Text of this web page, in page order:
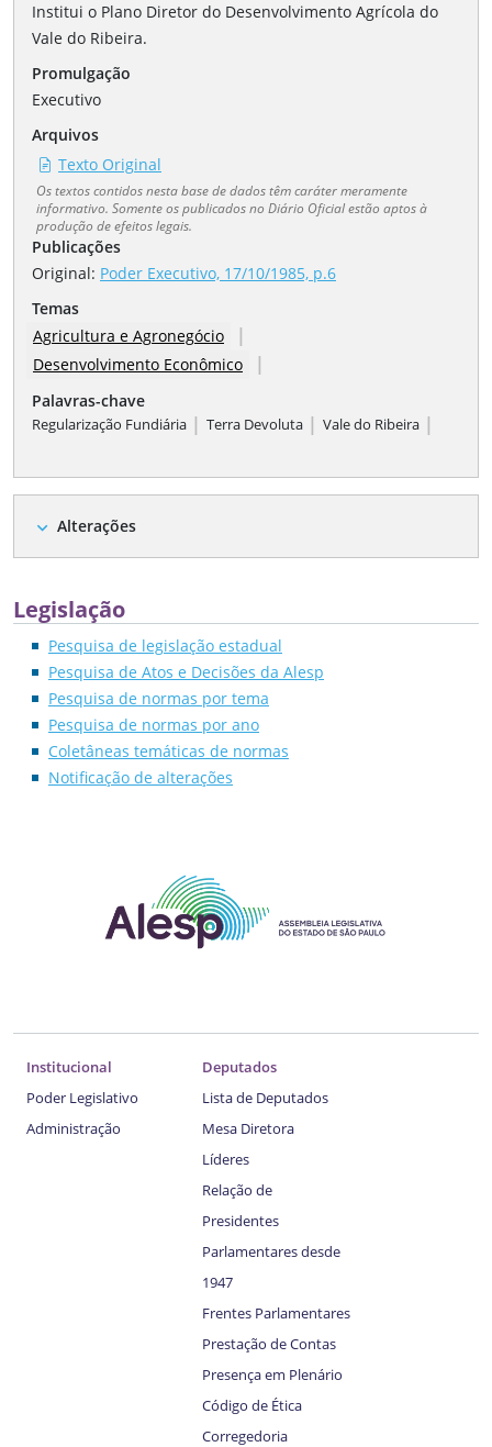
Institui o Plano Diretor do Desenvolvimento Agrícola do
Vale do Ribeira.
Promulgação
Executivo
Arquivos
Texto Original
Os textos contidos nesta base de dados têm caráter meramente
informativo. Somente os publicados no Diário Oficial estão aptos à
produção de efeitos legais.
Publicações
Original: Poder Executivo, 17/10/1985, p.6
Temas
Agricultura e Agronegócio
|
Desenvolvimento Econômico |
Palavras-chave
Regularização Fundiária | Terra Devoluta | Vale do Ribeira |
expand_more Alterações
Legislação
Pesquisa de legislação estadual
Pesquisa de Atos e Decisões da Alesp
Pesquisa de normas por tema
Pesquisa de normas por ano
Coletâneas temáticas de normas
Notificação de alterações
Institucional
Poder Legislativo
Administração
Deputados
Lista de Deputados
Mesa Diretora
Líderes
Relação de
Presidentes
Parlamentares desde
1947
Frentes Parlamentares
Prestação de Contas
Presença em Plenário
Código de Ética
Corregedoria